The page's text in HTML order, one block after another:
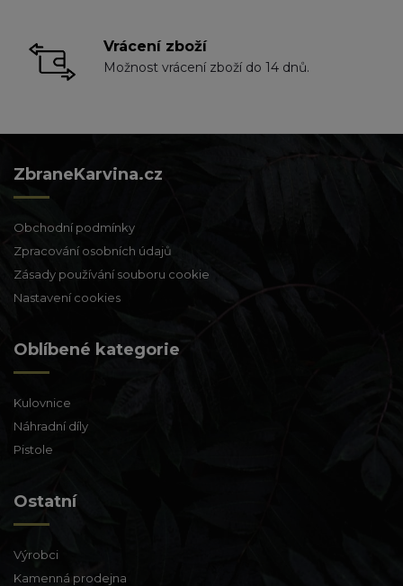
Vrácení zboží
Možnost vrácení zboží do 14 dnů.
ZbraneKarvina.cz
Obchodní podmínky
Zpracování osobních údajů
Zásady používání souboru cookie
Nastavení cookies
Oblíbené kategorie
Kulovnice
Náhradní díly
Pistole
Ostatní
Výrobci
Kamenná prodejna